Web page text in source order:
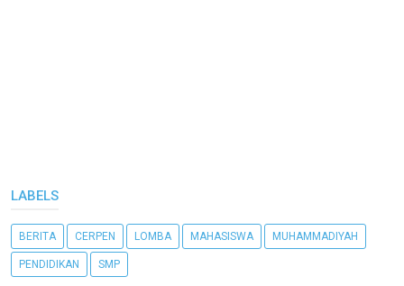
LABELS
BERITA CERPEN LOMBA MAHASISWA MUHAMMADIYAH
PENDIDIKAN SMP